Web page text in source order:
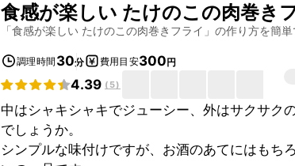
食感が楽しい たけのこの肉巻き
「食感が楽しい たけのこの肉巻きフライ 」の作り方を簡
調理時間 30分 費用目安300円
4.39 ( 5)
中はシャキシャキでジューシー、外はサクサク
でしょうか。
シンプルな味付けですが、お酒のあてにはもち